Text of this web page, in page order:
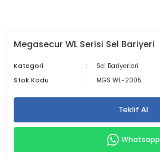
Megasecur WL Serisi Sel Bariyeri
Kategori
Sel Bariyerleri
Stok Kodu
MGS WL-2005
Teklif Al
Whatsapp